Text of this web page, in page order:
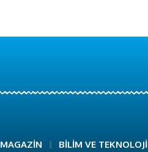
MAGAZİN BİLİM VE TEKNOLOJİ